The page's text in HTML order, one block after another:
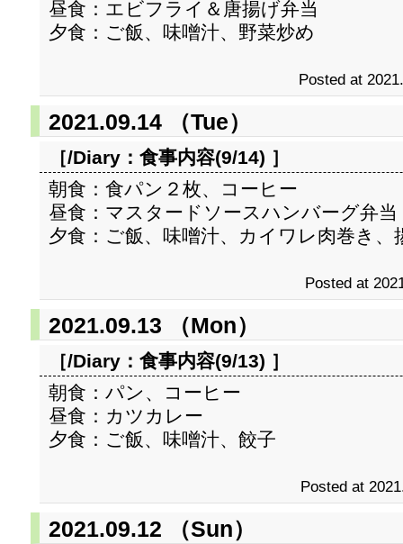
昼食：エビフライ＆唐揚げ弁当
夕食：ご飯、味噌汁、野菜炒め
Posted at
2021.09.14 （Tue）
［/Diary： 食事内容(9/14) ］
朝食：食パン２枚、コーヒー
昼食：マスタードソースハンバーグ弁当
夕食：ご飯、味噌汁、カイワレ肉巻き、
Posted at
2021.09.13 （Mon）
［/Diary： 食事内容(9/13) ］
朝食：パン、コーヒー
昼食：カツカレー
夕食：ご飯、味噌汁、餃子
Posted at
2021.09.12 （Sun）